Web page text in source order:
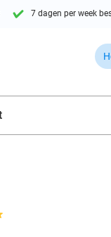
7 dagen per week